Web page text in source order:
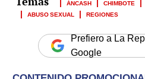
ÁNCASH CHIMBOTE
ABUSO SEXUAL
REGIONES
Prefiero a La
Google